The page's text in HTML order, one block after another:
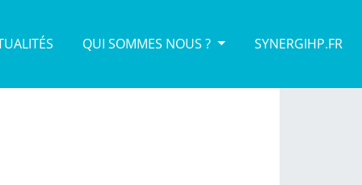
QUI SOMMES NOUS ? SYNERGIHP.FR